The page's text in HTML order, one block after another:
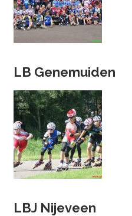
LB Genemuiden
LBJ Nijeveen